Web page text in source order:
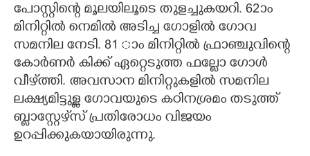
പോസ്റ്റിന്റെ മൂലയിലൂടെ തുളച്ചുകയറി. 62ാം
മിനിറ്റിൽ നെമിൽ അടിച്ച ഗോളിൽ ഗോവ
സമനില നേടി. 81 ാം മിനിറ്റിൽ ഫ്രാഞ്ചുവിന്റെ
കോർണർ കിക്ക് ഏറ്റെടുത്ത ഫല്ലോ ഗോൾ
വീഴ്‌ത്തി. അവസാന മിനിറ്റുകളിൽ സമനില
ലക്ഷ്യമിട്ടുള്ള ഗോവയുടെ കഠിനശ്രമം തടുത്ത്
ബ്ലാസ്റ്റേഴ്‌സ് പ്രതിരോധം വിജയം
ഉറപ്പിക്കുകയായിരുന്നു.